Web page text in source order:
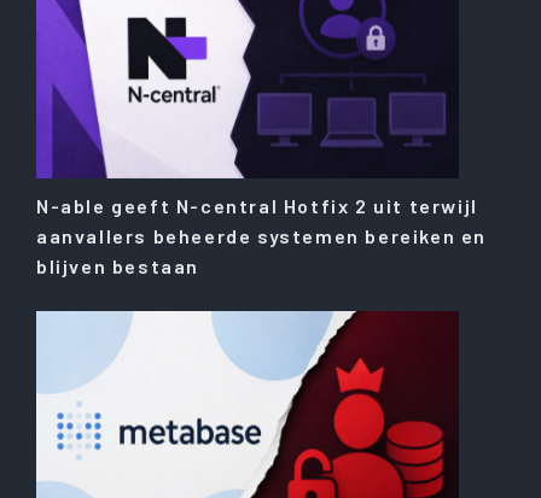
N-able geeft N-central Hotfix 2 uit terwijl
aanvallers beheerde systemen bereiken en
blijven bestaan